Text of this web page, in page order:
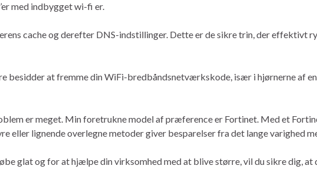
med indbygget wi-fi er.
cache og derefter DNS-indstillinger. Dette er de sikre trin, der effektivt
at fremme din WiFi-bredbåndsnetværkskode, især i hjørnerne af
er meget. Min foretrukne model af præference er Fortinet. Med et
eller lignende overlegne metoder giver besparelser fra det lange varighed
glat og for at hjælpe din virksomhed med at blive større, vil du sikre dig,